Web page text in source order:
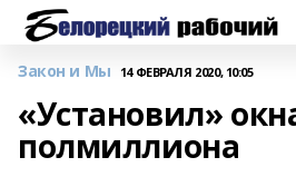
Закон и Мы 14 ФЕВРАЛЯ 2020, 10:05
«Установил»
полмиллиона